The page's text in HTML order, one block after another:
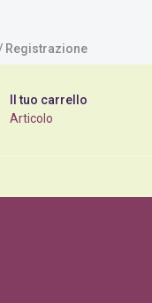
Registrazione
Il tuo carrello
Articolo